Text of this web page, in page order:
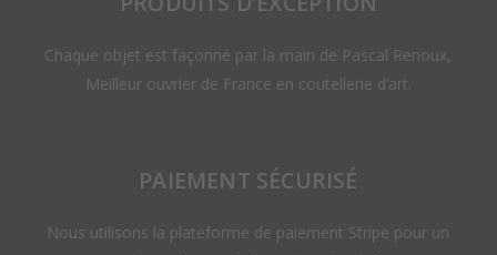
Chaque objet est façonné par la main de Pascal Renoux,
Meilleur ouvrier de France en coutellerie d’art.
PAIEMENT SÉCURISÉ
Nous utilisons la plateforme de paiement Stripe pour un